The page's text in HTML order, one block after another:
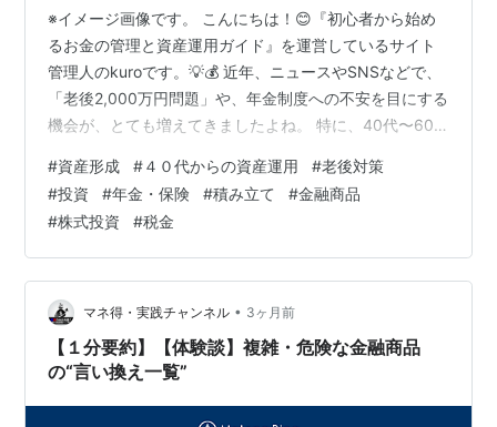
※イメージ画像です。 こんにちは！😊『初心者から始め
るお金の管理と資産運用ガイド』を運営しているサイト
管理人のkuroです。💡💰 近年、ニュースやSNSなどで、
「老後2,000万円問題」や、年金制度への不安を目にする
機会が、とても増えてきましたよね。 特に、40代〜60
の？✅ 年金だけで生活できるの？✅ 今からでも資産形成
は間に合う？✅ NISAやiDeCoは始めた方がいい？ このよ
うな悩みや不安を感じている方も、非常に多いのではな
いでしょうか📉 しかし実際には、正しい知識と準備を身
につけることで、老後への不安を大きく軽減できる可能
性があり…
#資産形成 #４０代からの資産運用 #老後対策
#投資 #年金・保険 #積み立て #金融商品
#株式投資 #税金
マネ得・実践チャンネル • 3ヶ月前
【１分要約】【体験談】複雑・危険な金融商品
の“言い換え一覧”